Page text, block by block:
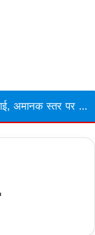
पर ...